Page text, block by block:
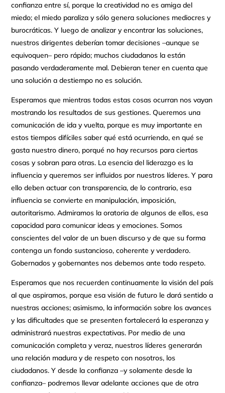
confianza entre sí, porque la creatividad no es amiga del
miedo; el miedo paraliza y sólo genera soluciones mediocres y
burocráticas. Y luego de analizar y encontrar las soluciones,
nuestros dirigentes deberían tomar decisiones –aunque se
equivoquen– pero rápido; muchos ciudadanos la están
pasando verdaderamente mal. Debieran tener en cuenta que
una solución a destiempo no es solución.
Esperamos que mientras todas estas cosas ocurran nos vayan
mostrando los resultados de sus gestiones. Queremos una
comunicación de ida y vuelta, porque es muy importante en
estos tiempos difíciles saber qué está ocurriendo, en qué se
gasta nuestro dinero, porqué no hay recursos para ciertas
cosas y sobran para otras. La esencia del liderazgo es la
influencia y queremos ser influidos por nuestros líderes. Y para
ello deben actuar con transparencia, de lo contrario, esa
influencia se convierte en manipulación, imposición,
autoritarismo. Admiramos la oratoria de algunos de ellos, esa
capacidad para comunicar ideas y emociones. Somos
conscientes del valor de un buen discurso y de que su forma
contenga un fondo sustancioso, coherente y verdadero.
Gobernados y gobernantes nos debemos ante todo respeto.
Esperamos que nos recuerden continuamente la visión del país
al que aspiramos, porque esa visión de futuro le dará sentido a
nuestras acciones; asimismo, la información sobre los avances
y las dificultades que se presenten fortalecerá la esperanza y
administrará nuestras expectativas. Por medio de una
comunicación completa y veraz, nuestros líderes generarán
una relación madura y de respeto con nosotros, los
ciudadanos. Y desde la confianza –y solamente desde la
confianza– podremos llevar adelante acciones que de otra